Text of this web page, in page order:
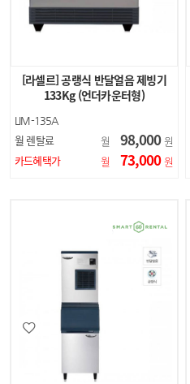
[라셀르] 공랭식 반달얼음 제빙기
133Kg (언더카운터형)
LIM-135A
월 렌탈료 월 98,000 원
카드혜택가
월 73,000 원